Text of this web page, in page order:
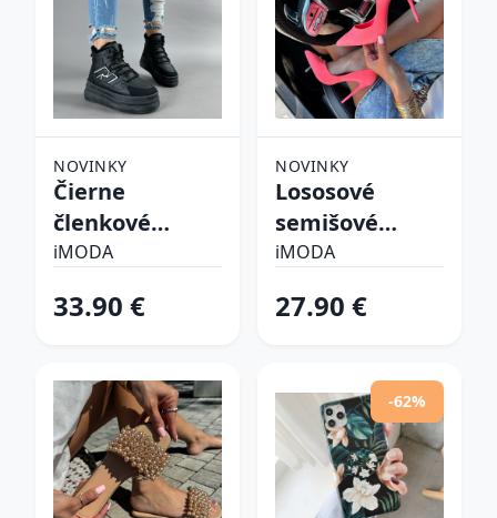
NOVINKY
Čierne
členkové
zateplené
iMODA
33.90 €
NOVINKY
Lososové
semišové
lodičky
iMODA
27.90 €
-62%